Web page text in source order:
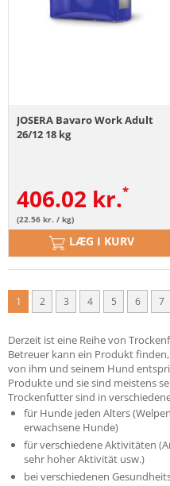
JOSERA Bavaro Work Adult
26/12 18 kg
406.02 kr.
(22.56 kr. / kg)
LÆG I KURV
1 2 3 4 5 6 7
Derzeit ist eine Reihe von
Betreuer kann ein Produkt
von ihm und seinem Hund
Produkte und sie sind meistens
Trockenfutter sind in
für Hunde jeden Alters
erwachsene Hunde)
für verschiedene Aktivitäten
sehr hoher Aktivität usw.)
bei verschiedenen